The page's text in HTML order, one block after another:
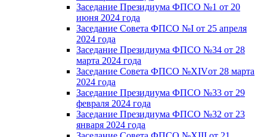
Заседание Президиума ФПСО №1 от 20
июня 2024 года
Заседание Совета ФПСО №I от 25 апреля
2024 года
Заседание Президиума ФПСО №34 от 28
марта 2024 года
Заседание Совета ФПСО №XIVот 28 марта
2024 года
Заседание Президиума ФПСО №33 от 29
февраля 2024 года
Заседание Президиума ФПСО №32 от 23
января 2024 года